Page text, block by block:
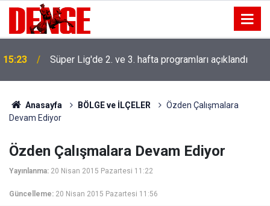
15:23 Süper Lig'de 2. ve 3. hafta programları açıklandı
Anasayfa BÖLGE ve İLÇELER
Özden Çalışmalara
Devam Ediyor
Özden Çalışmalara Devam Ediyor
Yayınlanma: 20 Nisan 2015 Pazartesi 11:22
Güncelleme: 20 Nisan 2015 Pazartesi 11:56